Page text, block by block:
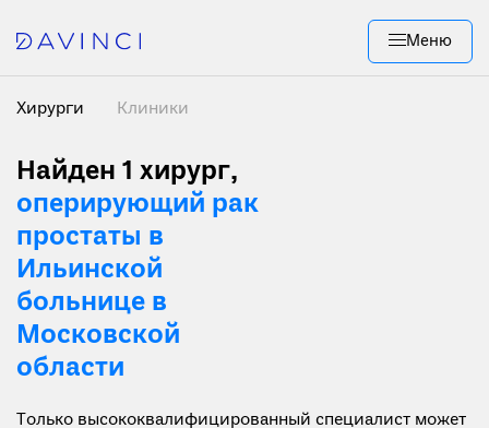
Меню
Хирурги Клиники
Найден 1 хирург,
оперирующий рак
простаты в
Ильинской
больнице в
Московской
области
Только высококвалифицированный специалист может